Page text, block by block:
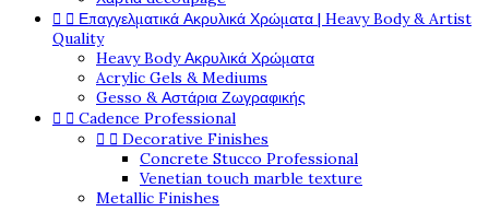
  Επαγγελματικά Ακρυλικά Χρώματα | Heavy Body & Artist
Quality
Heavy Body Ακρυλικά Χρώματα
Acrylic Gels & Mediums
Gesso & Αστάρια Ζωγραφικής
  Cadence Professional
  Decorative Finishes
Concrete Stucco Professional
Venetian touch marble texture
Metallic Finishes